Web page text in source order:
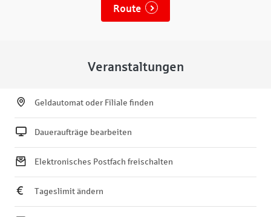
Route
Veranstaltungen
Geldautomat oder Filiale finden
Daueraufträge bearbeiten
Elektronisches Postfach freischalten
Tageslimit ändern